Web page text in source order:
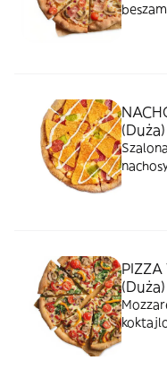
(Duża)
PIZZA
(Duża)